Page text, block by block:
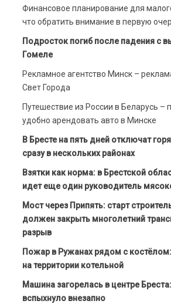
Финансовое планирование для
что обратить внимание в первую
Подросток погиб после падения с
Гомеле
Рекламное агентство Минск –
Свет Города
Путешествие из России в Беларусь –
удобно арендовать авто в Минске
В Бресте на пять дней отключат
сразу в нескольких районах
Взятки как норма: в Брестской
идет еще один руководитель
Мост через Припять: старт
должен закрыть многолетний
разрыв
Пожар в Ружанах рядом с
на территории котельной
Машина загорелась в центре
вспыхнуло внезапно